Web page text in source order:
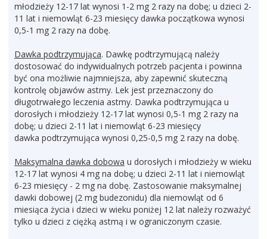
młodzieży 12-17 lat wynosi 1-2 mg 2 razy na dobę; u dzieci 2-
11 lat i niemowląt 6-23 miesięcy dawka początkowa wynosi
0,5-1 mg 2 razy na dobę.
Dawka podtrzymująca. Dawkę podtrzymującą należy
dostosować do indywidualnych potrzeb pacjenta i powinna
być ona możliwie najmniejsza, aby zapewnić skuteczną
kontrolę objawów astmy. Lek jest przeznaczony do
długotrwałego leczenia astmy. Dawka podtrzymująca u
dorosłych i młodzieży 12-17 lat wynosi 0,5-1 mg 2 razy na
dobę; u dzieci 2-11 lat i niemowląt 6-23 miesięcy
dawka podtrzymująca wynosi 0,25-0,5 mg 2 razy na dobę.
Maksymalna dawka dobowa u dorosłych i młodzieży w wieku
12-17 lat wynosi 4 mg na dobę; u dzieci 2-11 lat i niemowląt
6-23 miesięcy - 2 mg na dobę. Zastosowanie maksymalnej
dawki dobowej (2 mg budezonidu) dla niemowląt od 6
miesiąca życia i dzieci w wieku poniżej 12 lat należy rozważyć
tylko u dzieci z ciężką astmą i w ograniczonym czasie.